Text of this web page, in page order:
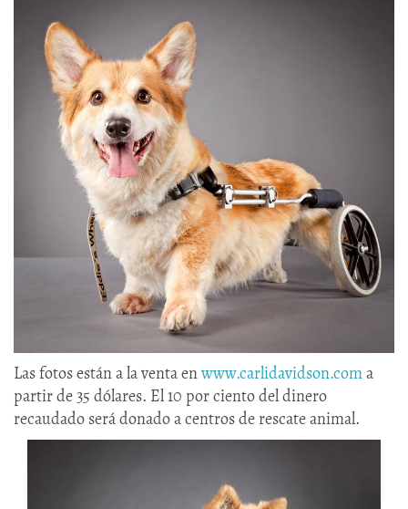
Las fotos están a la venta enwww.carlidavidson.coma
partir de 35 dólares. El 10 por ciento del dinero
recaudado será donado a centros de rescate animal.